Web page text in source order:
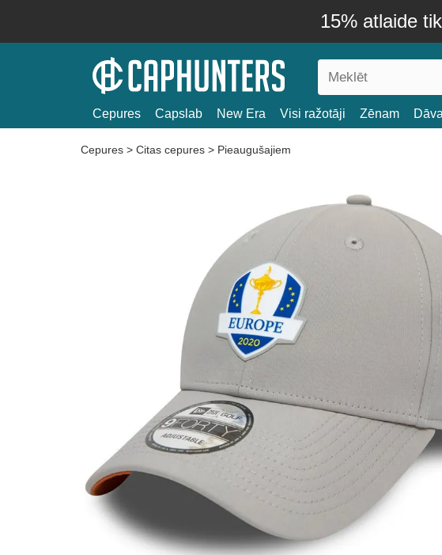
15% atlaide
Cepures Capslab New Era Visi ražotāji Zēnam
Cepures > Citas cepures > Pieaugušajiem